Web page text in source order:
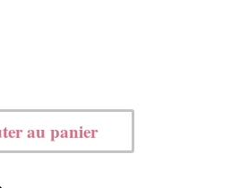
au panier